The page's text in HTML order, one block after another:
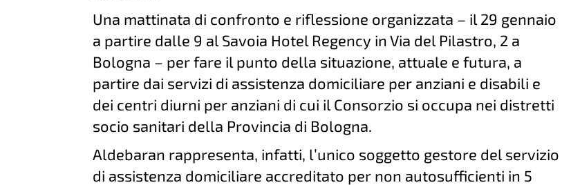
Una mattinata di confronto e riflessione organizzata – il 29 gennaio
a partire dalle 9 al Savoia Hotel Regency in Via del Pilastro, 2 a
Bologna – per fare il punto della situazione, attuale e futura, a
partire dai servizi di assistenza domiciliare per anziani e disabili e
dei centri diurni per anziani di cui il Consorzio si occupa nei distretti
socio sanitari della Provincia di Bologna.
Aldebaran rappresenta, infatti, l’unico soggetto gestore del servizio
di assistenza domiciliare accreditato per non autosufficienti in 5